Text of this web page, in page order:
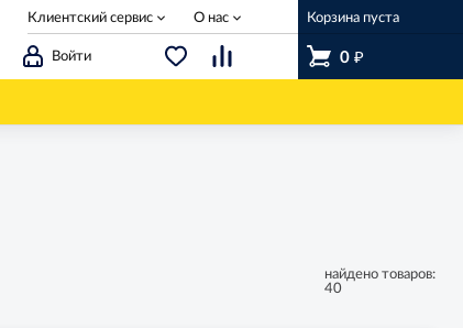
Войти
Корзина пуста
0 ₽
Клиентский сервис О нас
найдено товаров:
40